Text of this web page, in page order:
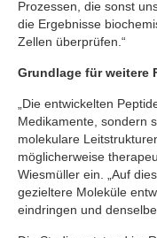
Prozessen, die sonst
die Ergebnisse
Zellen überprüfen.“
Grundlage für weitere
„Die entwickelten
Medikamente, sondern
molekulare
möglicherweise
Wiesmüller ein. „Auf
gezieltere Moleküle
eindringen und